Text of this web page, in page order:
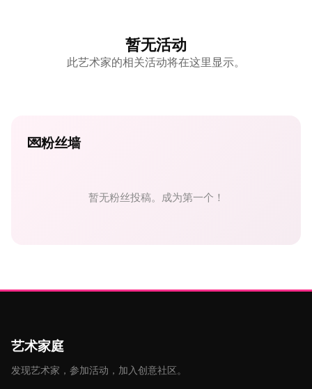
暂无活动
此艺术家的相关活动将在这里显示。
💌粉丝墙
暂无粉丝投稿。成为第一个！
艺术家庭
发现艺术家，参加活动，加入创意社区。